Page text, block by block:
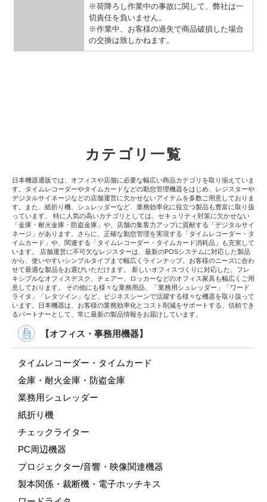
※荷降ろし作業中の事故に関して、弊社は一
切責任を負いません。
※作業中、お客様の過失で商品破損した場合
の交換は致しかねます。
カテゴリ一覧
日本機器通販では、オフィスや店舗に必要な幅広い商品カテゴリを取り揃えていま
す。タイムレコーダーやタイムカードなどの勤怠管理機器をはじめ、レジスターや
デジタルサイネージなどの店舗運営に欠かせないアイテムを多数ご用意しておりま
す。また、紙折り機、シュレッダーなど、業務効率化に役立つ製品も豊富に取り扱
っています。 特に人気の高いカテゴリとしては、セキュリティ対策に欠かせない
「金庫・耐火金庫・防盗金庫」や、店舗の集客力アップに貢献する「デジタルサイ
ネージ」があります。さらに、正確な勤怠管理を実現する「タイムレコーダー・タ
イムカード」や、関連する「タイムレコーダー・タイムカード消耗品」も充実して
います。 店舗運営に不可欠なレジスターは、最新のPOSシステムに対応した製品
から、使いやすいシンプルタイプまで幅広くラインナップ。お客様のニーズに合わ
せて最適な製品をお選びいただけます。 新しいオフィスづくりに対応した、フレ
キシブルなオフィスデスク、チェアー、ロッカーなどのオフィス家具も幅広くご用
意しております。 その他にも様々な業務用品、「業務用シュレッダー」「ワード
ライタ」「レタツイン」など、ビジネスシーンで活躍する様々な機器を取り扱って
います。日本機器は、お客様の業務効率化とコスト削減をサポートする、信頼でき
るパートナーとして、常に最新の製品情報をお届けしています。
【オフィス・事務用機器】
タイムレコーダー・タイムカード
金庫・耐火金庫・防盗金庫
業務用シュレッダー
紙折り機
チェックライター
PC周辺機器
プロジェクター/音響・映像関連機器
製本関係・裁断機・電子ホッチキス